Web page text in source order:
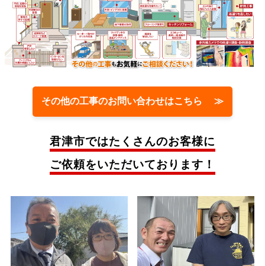
その他の工事のお問い合わせはこちら ≫
君津市ではたくさんのお客様に
ご依頼をいただいております！